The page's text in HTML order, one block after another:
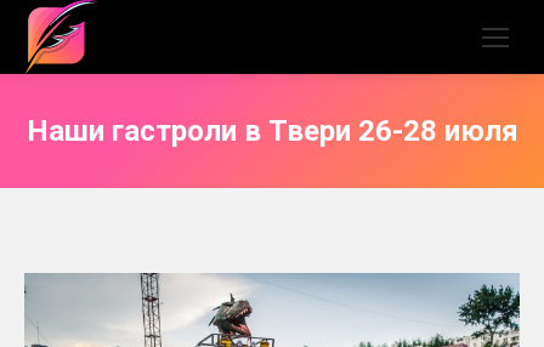
Наши гастроли в Твери 26-28 июля